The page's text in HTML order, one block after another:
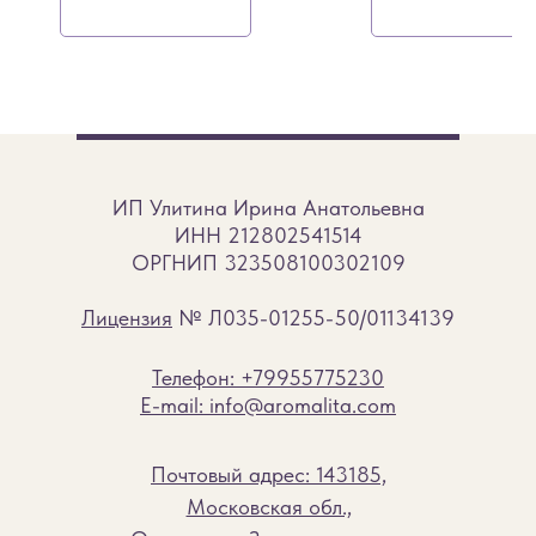
ИП Улитина Ирина Анатольевна
ИНН 212802541514
ОРГНИП 323508100302109
Лицензия № Л035-01255-50/01134139
Телефон: +79955775230
E-mail: info@aromalita.com
Почтовый адрес: 143185,
Московская обл.,